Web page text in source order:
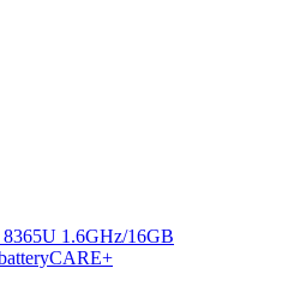
8365U 1.6GHz/16GB